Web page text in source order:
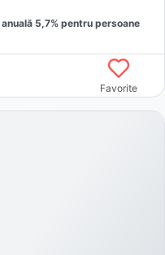
anuală 5,7% pentru persoane
Favorite